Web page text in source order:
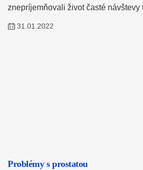
znepríjemňovali život časté
31.01.2022
Problémy s prostatou